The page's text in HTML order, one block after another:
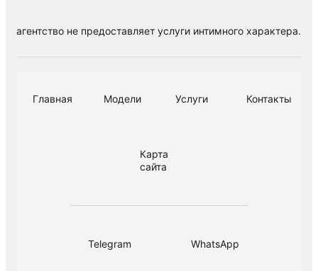
агентство не предоставляет услуги интимного характера.
Главная Модели Услуги Контакты
Карта
сайта
Telegram WhatsApp